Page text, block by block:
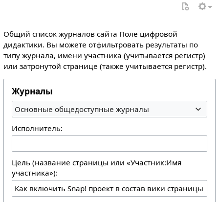
Общий список журналов сайта Поле цифровой
дидактики. Вы можете отфильтровать результаты по
типу журнала, имени участника (учитывается регистр)
или затронутой странице (также учитывается регистр).
Журналы
Основные общедоступные журналы
Исполнитель:
Цель (название страницы или «Участник:Имя
участника»):